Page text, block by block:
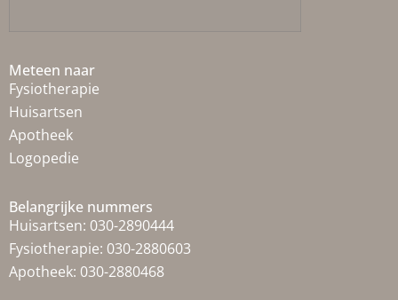
Meteen naar
Fysiotherapie
Huisartsen
Apotheek
Logopedie
Belangrijke nummers
Huisartsen: 030-2890444
Fysiotherapie: 030-2880603
Apotheek: 030-2880468